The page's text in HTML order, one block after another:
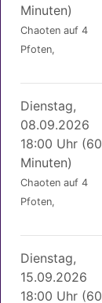
Minuten)
Chaoten auf 4
Pfoten,
Dienstag,
08.09.2026
18:00 Uhr (60
Minuten)
Chaoten auf 4
Pfoten,
Dienstag,
15.09.2026
18:00 Uhr (60